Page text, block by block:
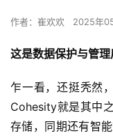
作者： 崔欢欢 2025年
这是数据保护与管
乍一看，还挺秃然
Cohesity就是其中
存储，同期还有智